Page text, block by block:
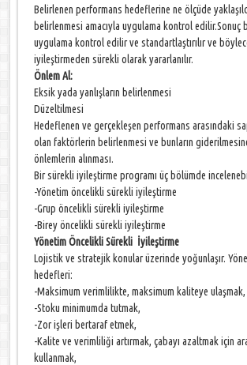
Belirlenen performans hedeflerine ne ölçüde
belirlenmesi amacıyla uygulama kontrol edilir.Sonuç
uygulama kontrol edilir ve standartlaştırılır ve
iyileştirmeden sürekli olarak yararlanılır.
Önlem Al:
Eksik yada yanlışların belirlenmesi
Düzeltilmesi
Hedeflenen ve gerçekleşen performans arasındaki
olan faktörlerin belirlenmesi ve bunların
önlemlerin alınması.
Bir sürekli iyileştirme programı üç bölümde
-Yönetim öncelikli sürekli iyileştirme
-Grup öncelikli sürekli iyileştirme
-Birey öncelikli sürekli iyileştirme
Yönetim Öncelikli Sürekli İyileştirme
Lojistik ve stratejik konular üzerinde yoğunlaşır.
hedefleri:
-Maksimum verimlilikte, maksimum kaliteye ulaşmak,
-Stoku minimumda tutmak,
-Zor işleri bertaraf etmek,
-Kalite ve verimliliği artırmak, çabayı azaltmak için
kullanmak,